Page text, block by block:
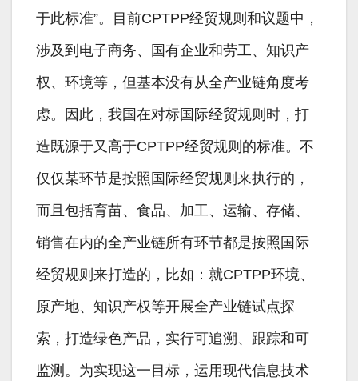
于此标准”。目前CPTPP经贸规则和议题中，
涉及到电子商务、国有企业和劳工、知识产
权、环境等，但基本没有从全产业链角度考
虑。因此，我国在对标国际经贸规则时，打
造既源于又高于CPTPP经贸规则的标准。不
仅仅某环节是按照国际经贸规则来执行的，
而且包括育苗、食品、加工、运输、存储、
销售在内的全产业链所有环节都是按照国际
经贸规则来打造的，比如：就CPTPP环境、
原产地、知识产权等开展全产业链试点探
索，打造绿色产品，实行可追溯、跟踪和可
监测。为实现这一目标，运用现代信息技术